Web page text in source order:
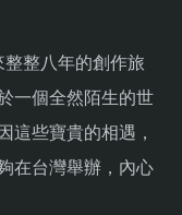
整整八年的創作旅
一個全然陌生的世
這些寶貴的相遇，
在台灣舉辦，內心